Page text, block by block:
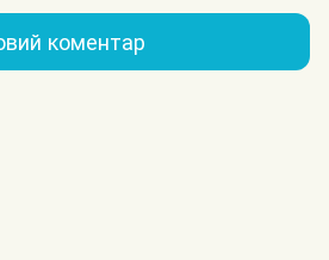
коментар